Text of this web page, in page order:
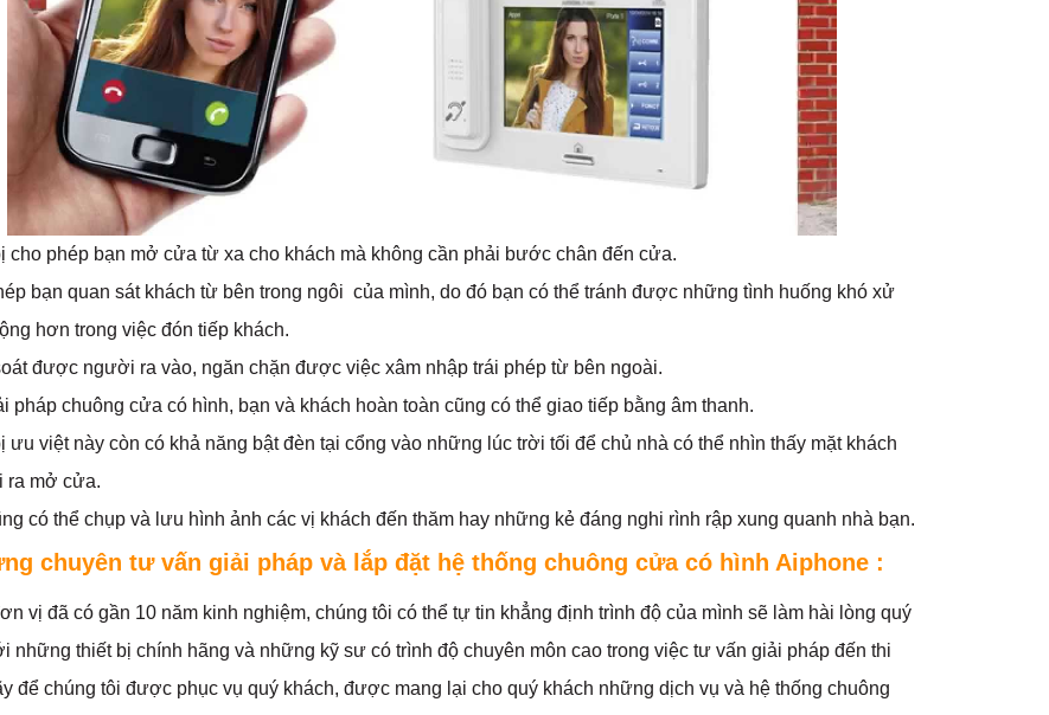
cho phép bạn mở cửa từ xa cho khách mà không cần phải bước chân đến cửa.
bạn quan sát khách từ bên trong ngôi của mình, do đó bạn có thể tránh được những tình huống khó xử
hơn trong việc đón tiếp khách.
được người ra vào, ngăn chặn được việc xâm nhập trái phép từ bên ngoài.
pháp chuông cửa có hình, bạn và khách hoàn toàn cũng có thể giao tiếp bằng âm thanh.
ưu việt này còn có khả năng bật đèn tại cổng vào những lúc trời tối để chủ nhà có thể nhìn thấy mặt khách
ra mở cửa.
có thể chụp và lưu hình ảnh các vị khách đến thăm hay những kẻ đáng nghi rình rập xung quanh nhà bạn.
chuyên tư vấn giải pháp và lắp đặt hệ thống chuông cửa có hình Aiphone :
vị đã có gần 10 năm kinh nghiệm, chúng tôi có thể tự tin khẳng định trình độ của mình sẽ làm hài lòng quý
những thiết bị chính hãng và những kỹ sư có trình độ chuyên môn cao trong việc tư vấn giải pháp đến thi
để chúng tôi được phục vụ quý khách, được mang lại cho quý khách những dịch vụ và hệ thống chuông